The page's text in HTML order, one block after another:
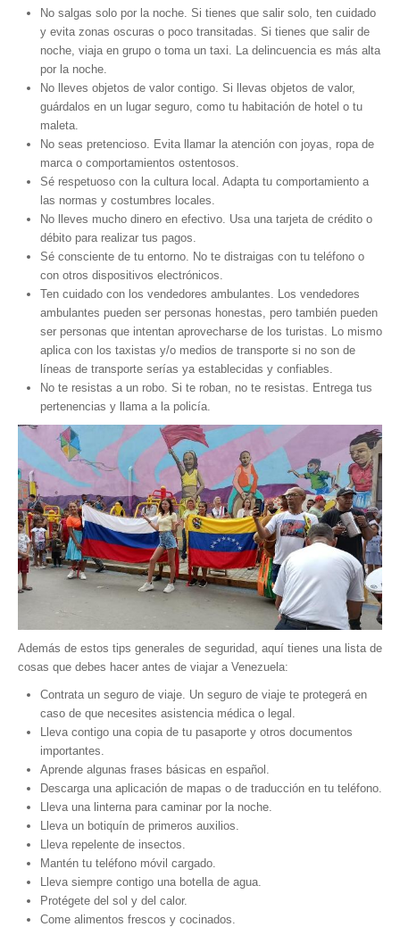
No salgas solo por la noche. Si tienes que salir solo, ten cuidado
y evita zonas oscuras o poco transitadas. Si tienes que salir de
noche, viaja en grupo o toma un taxi. La delincuencia es más alta
por la noche.
No lleves objetos de valor contigo. Si llevas objetos de valor,
guárdalos en un lugar seguro, como tu habitación de hotel o tu
maleta.
No seas pretencioso. Evita llamar la atención con joyas, ropa de
marca o comportamientos ostentosos.
Sé respetuoso con la cultura local. Adapta tu comportamiento a
las normas y costumbres locales.
No lleves mucho dinero en efectivo. Usa una tarjeta de crédito o
débito para realizar tus pagos.
Sé consciente de tu entorno. No te distraigas con tu teléfono o
con otros dispositivos electrónicos.
Ten cuidado con los vendedores ambulantes. Los vendedores
ambulantes pueden ser personas honestas, pero también pueden
ser personas que intentan aprovecharse de los turistas. Lo mismo
aplica con los taxistas y/o medios de transporte si no son de
líneas de transporte serías ya establecidas y confiables.
No te resistas a un robo. Si te roban, no te resistas. Entrega tus
pertenencias y llama a la policía.
Además de estos tips generales de seguridad, aquí tienes una lista de
cosas que debes hacer antes de viajar a Venezuela:
Contrata un seguro de viaje. Un seguro de viaje te protegerá en
caso de que necesites asistencia médica o legal.
Lleva contigo una copia de tu pasaporte y otros documentos
importantes.
Aprende algunas frases básicas en español.
Descarga una aplicación de mapas o de traducción en tu teléfono.
Lleva una linterna para caminar por la noche.
Lleva un botiquín de primeros auxilios.
Lleva repelente de insectos.
Mantén tu teléfono móvil cargado.
Lleva siempre contigo una botella de agua.
Protégete del sol y del calor.
Come alimentos frescos y cocinados.